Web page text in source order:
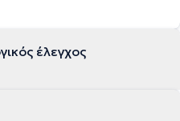
έλεγχος